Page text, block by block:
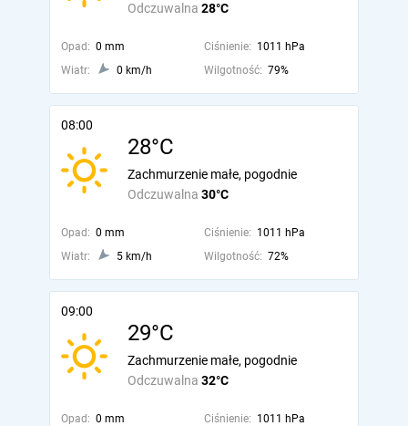
Odczuwalna 28°C
Opad: 0 mm Ciśnienie: 1011 hPa
Wiatr:
0 km/h Wilgotność: 79%
08:00
28°C
Odczuwalna 30°C
Zachmurzenie małe, pogodnie
Opad: 0 mm Ciśnienie: 1011 hPa
Wiatr:
5 km/h Wilgotność: 72%
09:00
29°C
Odczuwalna 32°C
Zachmurzenie małe, pogodnie
Opad: 0 mm Ciśnienie: 1011 hPa